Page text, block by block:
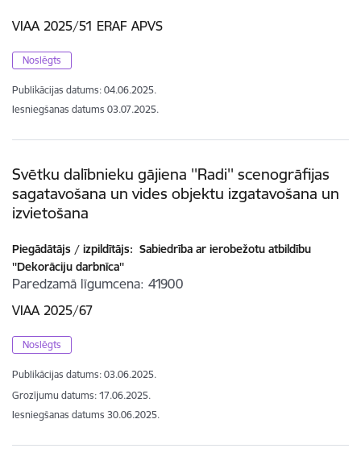
VIAA 2025/51 ERAF APVS
Noslēgts
Publikācijas datums: 04.06.2025.
Iesniegšanas datums 03.07.2025.
Svētku dalībnieku gājiena ''Radi'' scenogrāfijas
sagatavošana un vides objektu izgatavošana un
izvietošana
Piegādātājs / izpildītājs: Sabiedrība ar ierobežotu atbildību
''Dekorāciju darbnīca''
Paredzamā līgumcena 41900
VIAA 2025/67
Noslēgts
Publikācijas datums: 03.06.2025.
Grozījumu datums: 17.06.2025.
Iesniegšanas datums 30.06.2025.